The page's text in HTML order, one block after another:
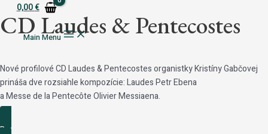
0,00€
Main Menu
CD Laudes & Pentecostes
Nové profilové CD Laudes & Pentecostes organistky Kristíny Gabčovej
prináša dve rozsiahle kompozície: Laudes Petr Ebena
a Messe de la Pentecôte Olivier Messiaena.
Podrobnosti